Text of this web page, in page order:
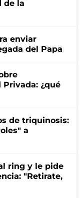
de la
enviar
del Papa
¿qué
de triquinosis:
a
ring y le pide
"Retirate,